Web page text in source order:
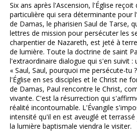
Six ans après l'Ascension, l'Église reçoit
particulière qui sera déterminante pour
de Damas, le pharisien Saul de Tarse,
lettres de mission pour persécuter les
charpentier de Nazareth, est jeté à
de lumière. Toute la doctrine de saint
l'extraordinaire dialogue qui s'en suivit :
« Saul, Saul, pourquoi me persécute-tu
l'Église en ses disciples et le Christ ne
de Damas, Paul rencontre le Christ,
vivante. C'est la résurrection qui
réalité incontournable. L'Évangile
intensité qu'il en est aveuglé et
la lumière baptismale viendra le visiter.